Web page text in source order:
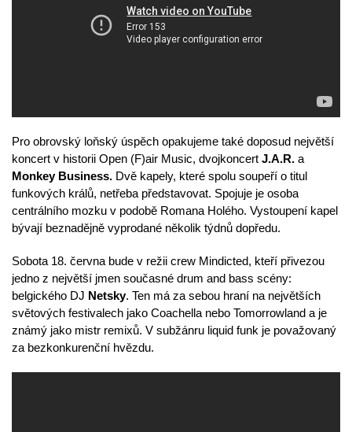
Pro obrovský loňský úspěch opakujeme také doposud největší
koncert v historii Open (F)air Music, dvojkoncert J.A.R. a
Monkey Business. Dvě kapely, které spolu soupeří o titul
funkových králů, netřeba představovat. Spojuje je osoba
centrálního mozku v podobě Romana Holého. Vystoupení kapel
bývají beznadějně vyprodané několik týdnů dopředu.
Sobota 18. června bude v režii crew Mindicted, kteří přivezou
jedno z největší jmen současné drum and bass scény:
belgického DJ Netsky. Ten má za sebou hraní na největších
světových festivalech jako Coachella nebo Tomorrowland a je
známý jako mistr remixů. V subžánru liquid funk je považovaný
za bezkonkurenční hvězdu.